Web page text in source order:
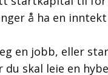
å ha en
en jobb, eller
skal leie en